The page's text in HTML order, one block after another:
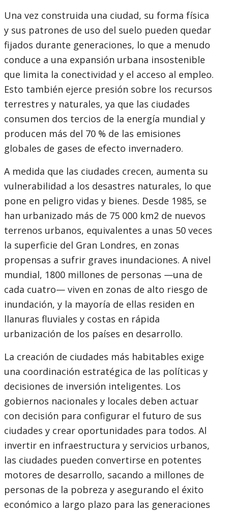
Una vez construida una ciudad, su forma física
y sus patrones de uso del suelo pueden quedar
fijados durante generaciones, lo que a menudo
conduce a una expansión urbana insostenible
que limita la conectividad y el acceso al empleo.
Esto también ejerce presión sobre los recursos
terrestres y naturales, ya que las ciudades
consumen dos tercios de la energía mundial y
producen más del 70 % de las emisiones
globales de gases de efecto invernadero.
A medida que las ciudades crecen, aumenta su
vulnerabilidad a los desastres naturales, lo que
pone en peligro vidas y bienes. Desde 1985, se
han urbanizado más de 75 000 km2 de nuevos
terrenos urbanos, equivalentes a unas 50 veces
la superficie del Gran Londres, en zonas
propensas a sufrir graves inundaciones. A nivel
mundial, 1800 millones de personas —una de
cada cuatro— viven en zonas de alto riesgo de
inundación, y la mayoría de ellas residen en
llanuras fluviales y costas en rápida
urbanización de los países en desarrollo.
La creación de ciudades más habitables exige
una coordinación estratégica de las políticas y
decisiones de inversión inteligentes. Los
gobiernos nacionales y locales deben actuar
con decisión para configurar el futuro de sus
ciudades y crear oportunidades para todos. Al
invertir en infraestructura y servicios urbanos,
las ciudades pueden convertirse en potentes
motores de desarrollo, sacando a millones de
personas de la pobreza y asegurando el éxito
económico a largo plazo para las generaciones